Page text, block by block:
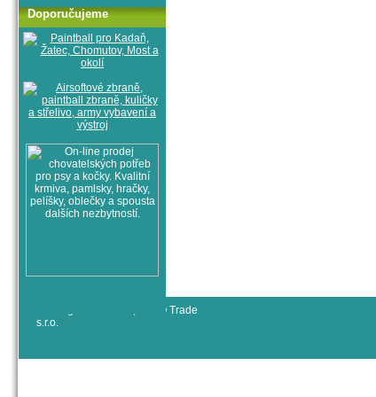
Doporučujeme
© All rights reserved, RYJO Trade
s.r.o.